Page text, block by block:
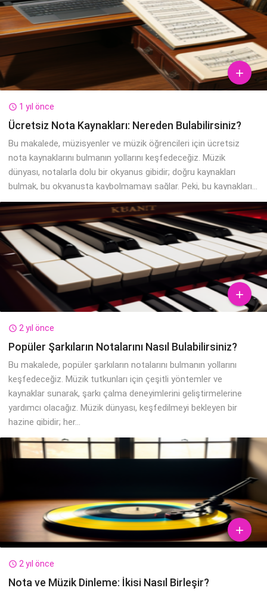

 1 yıl önce
Ücretsiz Nota Kaynakları: Nereden Bulabilirsiniz?
Bu makalede, müzisyenler ve müzik öğrencileri için ücretsiz
nota kaynaklarını bulmanın yollarını keşfedeceğiz. Müzik
dünyası, notalarla dolu bir okyanus gibidir; doğru kaynakları
bulmak, bu okyanusta kaybolmamayı sağlar. Peki, bu kaynakları...

 2 yıl önce
Popüler Şarkıların Notalarını Nasıl Bulabilirsiniz?
Bu makalede, popüler şarkıların notalarını bulmanın yollarını
keşfedeceğiz. Müzik tutkunları için çeşitli yöntemler ve
kaynaklar sunarak, şarkı çalma deneyimlerini geliştirmelerine
yardımcı olacağız. Müzik dünyası, keşfedilmeyi bekleyen bir
hazine gibidir; her...

 2 yıl önce
Nota ve Müzik Dinleme: İkisi Nasıl Birleşir?